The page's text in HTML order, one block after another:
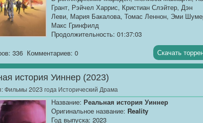
Грант, Рэйчел Харрис, Кристиан Слэйтер, Дэн
Леви, Мария Бакалова, Томас Леннон, Эми
Макс Гринфилд
Продолжительность: 01:37:03
Профессиональный многоголосый
["Синема УС"]
Качество:WEB-DLRip
Размер:1.37 GB
Во времена, когда все завтракали...
336 Комментариев: 0 Скачать
история Уиннер (2023)
Фильмы 2023 года Исторический Драма
Название: Реальная история Уиннер
Оригинальное название: Reality
Год выпуска: 2023